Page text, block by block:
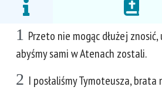
1 Przeto nie mogąc dłużej
abyśmy sami w Atenach zostali.
2 I posłaliśmy Tymoteusza, brata